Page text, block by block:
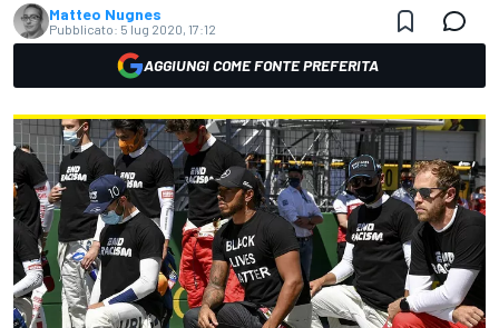
Matteo Nugnes
Pubblicato: 5 lug 2020, 17:12
AGGIUNGI COME FONTE PREFERITA